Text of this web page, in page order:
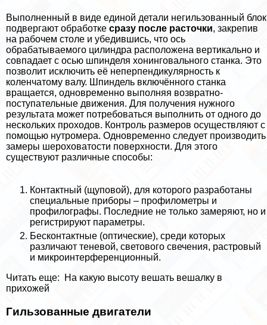
Выполненный в виде единой детали негильзованный блок
подвергают обработке сразу после расточки, закрепив
на рабочем столе и убедившись, что ось
обpaбатываемого цилиндра расположена вертикально и
совпадает с осью шпинделя хонинговального станка. Это
позволит исключить её неперпендикулярность к
коленчатому валу. Шпиндель включённого станка
вращается, одновременно выполняя возвратно-
поступательные движения. Для получения нужного
результата может потребоваться выполнить от одного до
нескольких проходов. Контроль размеров осуществляют с
помощью нутромера. Одновременно следует производить
замеры шероховатости поверхности. Для этого
существуют различные способы:
Контактный (щуповой), для которого разработаны
специальные приборы – профилометры и
профилографы. Последние не только замеряют, но и
регистрируют параметры.
Бесконтактные (оптические), среди которых
различают теневой, светового свечения, растровый
и микроинтерференционный.
Читать еще:
На какую высоту вешать вешалку в
прихожей
Гильзованные двигатели